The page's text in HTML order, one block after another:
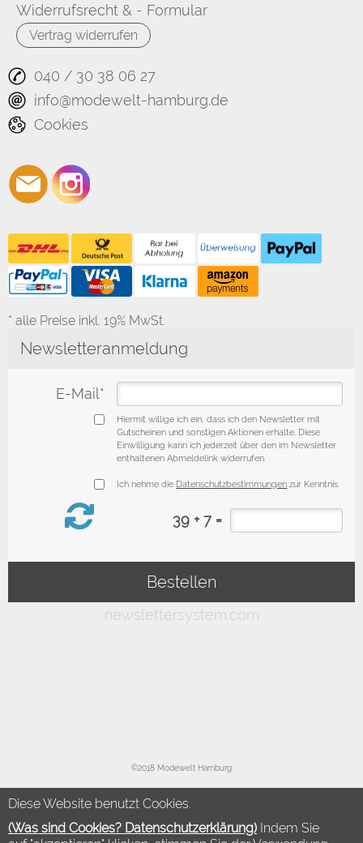
Diese Website benutzt Cookies.
(Was sind Cookies? Datenschutzerklärung) Indem Sie
Widerrufsrecht & - Formular
Vertrag widerrufen
040 / 30 38 06 27
info@modewelt-hamburg.de
Cookies
* alle Preise inkl. 19% MwSt.
©2018 Modewelt Hamburg